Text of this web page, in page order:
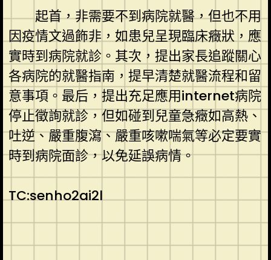
起首，非需要不到病院就醫，但也不用
因疫情文過飾非，如患兒呈現臨床癥狀，應
實時到病院就診。其次，提出家長追蹤關心
各病院的就醫指南，提早清楚就醫流程和留
意事項。最后，提出充足應用internet病院
停止徵詢就診，但如碰到兒童急癥如高熱、
吐逆、嚴重腹瀉、嚴重咳嗽喘氣等必定要實
時到病院面診，以免延誤病情。
TC:senho2ai2l